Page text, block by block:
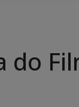
do